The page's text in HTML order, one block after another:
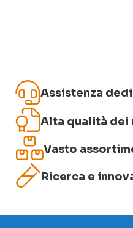
Assistenza
Alta qualità dei
Vasto
Ricerca e